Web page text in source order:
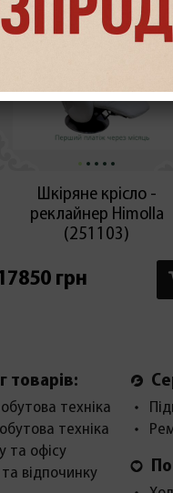
Шкіряне крісло -
реклайнер Himolla
(251103)
грн
товарів:
техніка
техніка
та офісу
відпочинку